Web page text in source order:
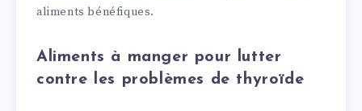
aliments bénéfiques.
Aliments à manger pour lutter
contre les problèmes de thyroïde